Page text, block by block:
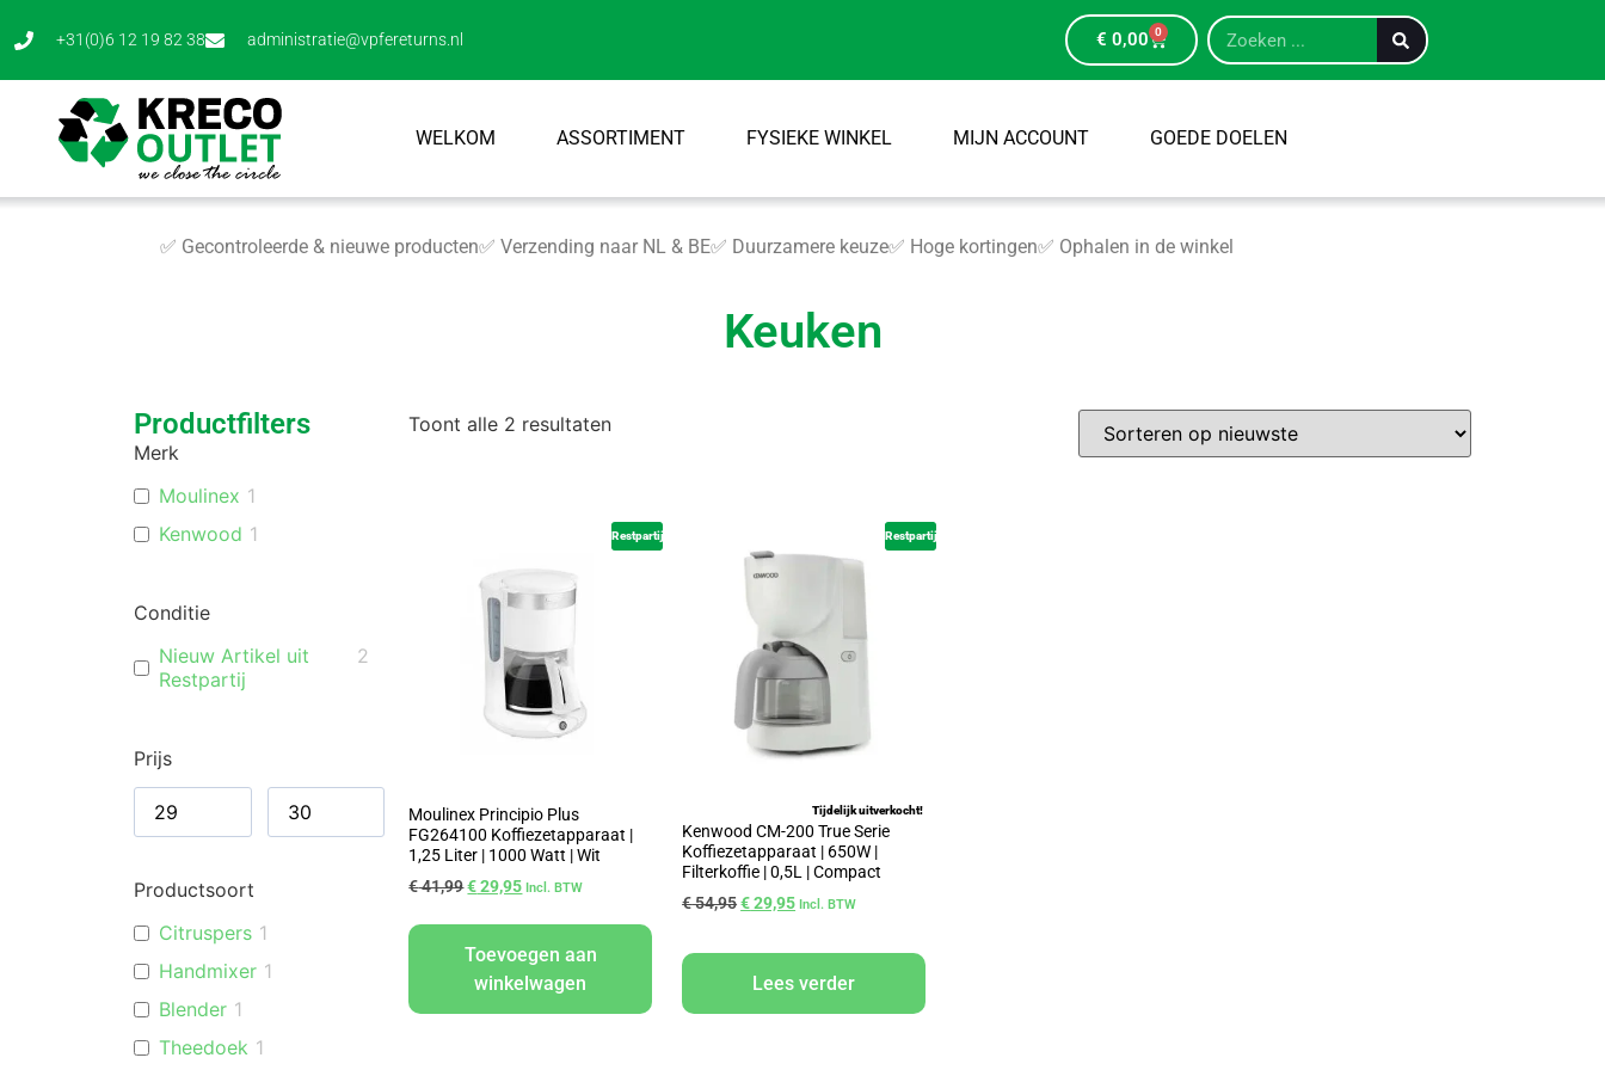
+31(0)6 12 19 82 38 administratie@vpfereturns.nl € 0,00 0
WELKOM ASSORTIMENT FYSIEKE WINKEL MIJN ACCOUNT GOEDE DOELEN
✅ Gecontroleerde & nieuwe producten✅ Verzending naar NL & BE✅ Duurzamere keuze✅ Hoge kortingen✅ Ophalen in de winkel
Keuken
Productfilters
Merk
Moulinex 1
Kenwood 1
Conditie
Nieuw Artikel uit
Restpartij
2
Prijs
Productsoort
Citruspers 1
Handmixer 1
Blender 1
Theedoek 1
Toont alle 2 resultaten
Restpartij
Moulinex Principio Plus
FG264100 Koffiezetapparaat |
1,25 Liter | 1000 Watt | Wit
€41,99€29,95 Incl. BTW
Toevoegen aan
winkelwagen
Restpartij
Tijdelijk uitverkocht!
Kenwood CM-200 True Serie
Koffiezetapparaat | 650W |
Filterkoffie | 0,5L | Compact
€54,95€29,95 Incl. BTW
Lees verder